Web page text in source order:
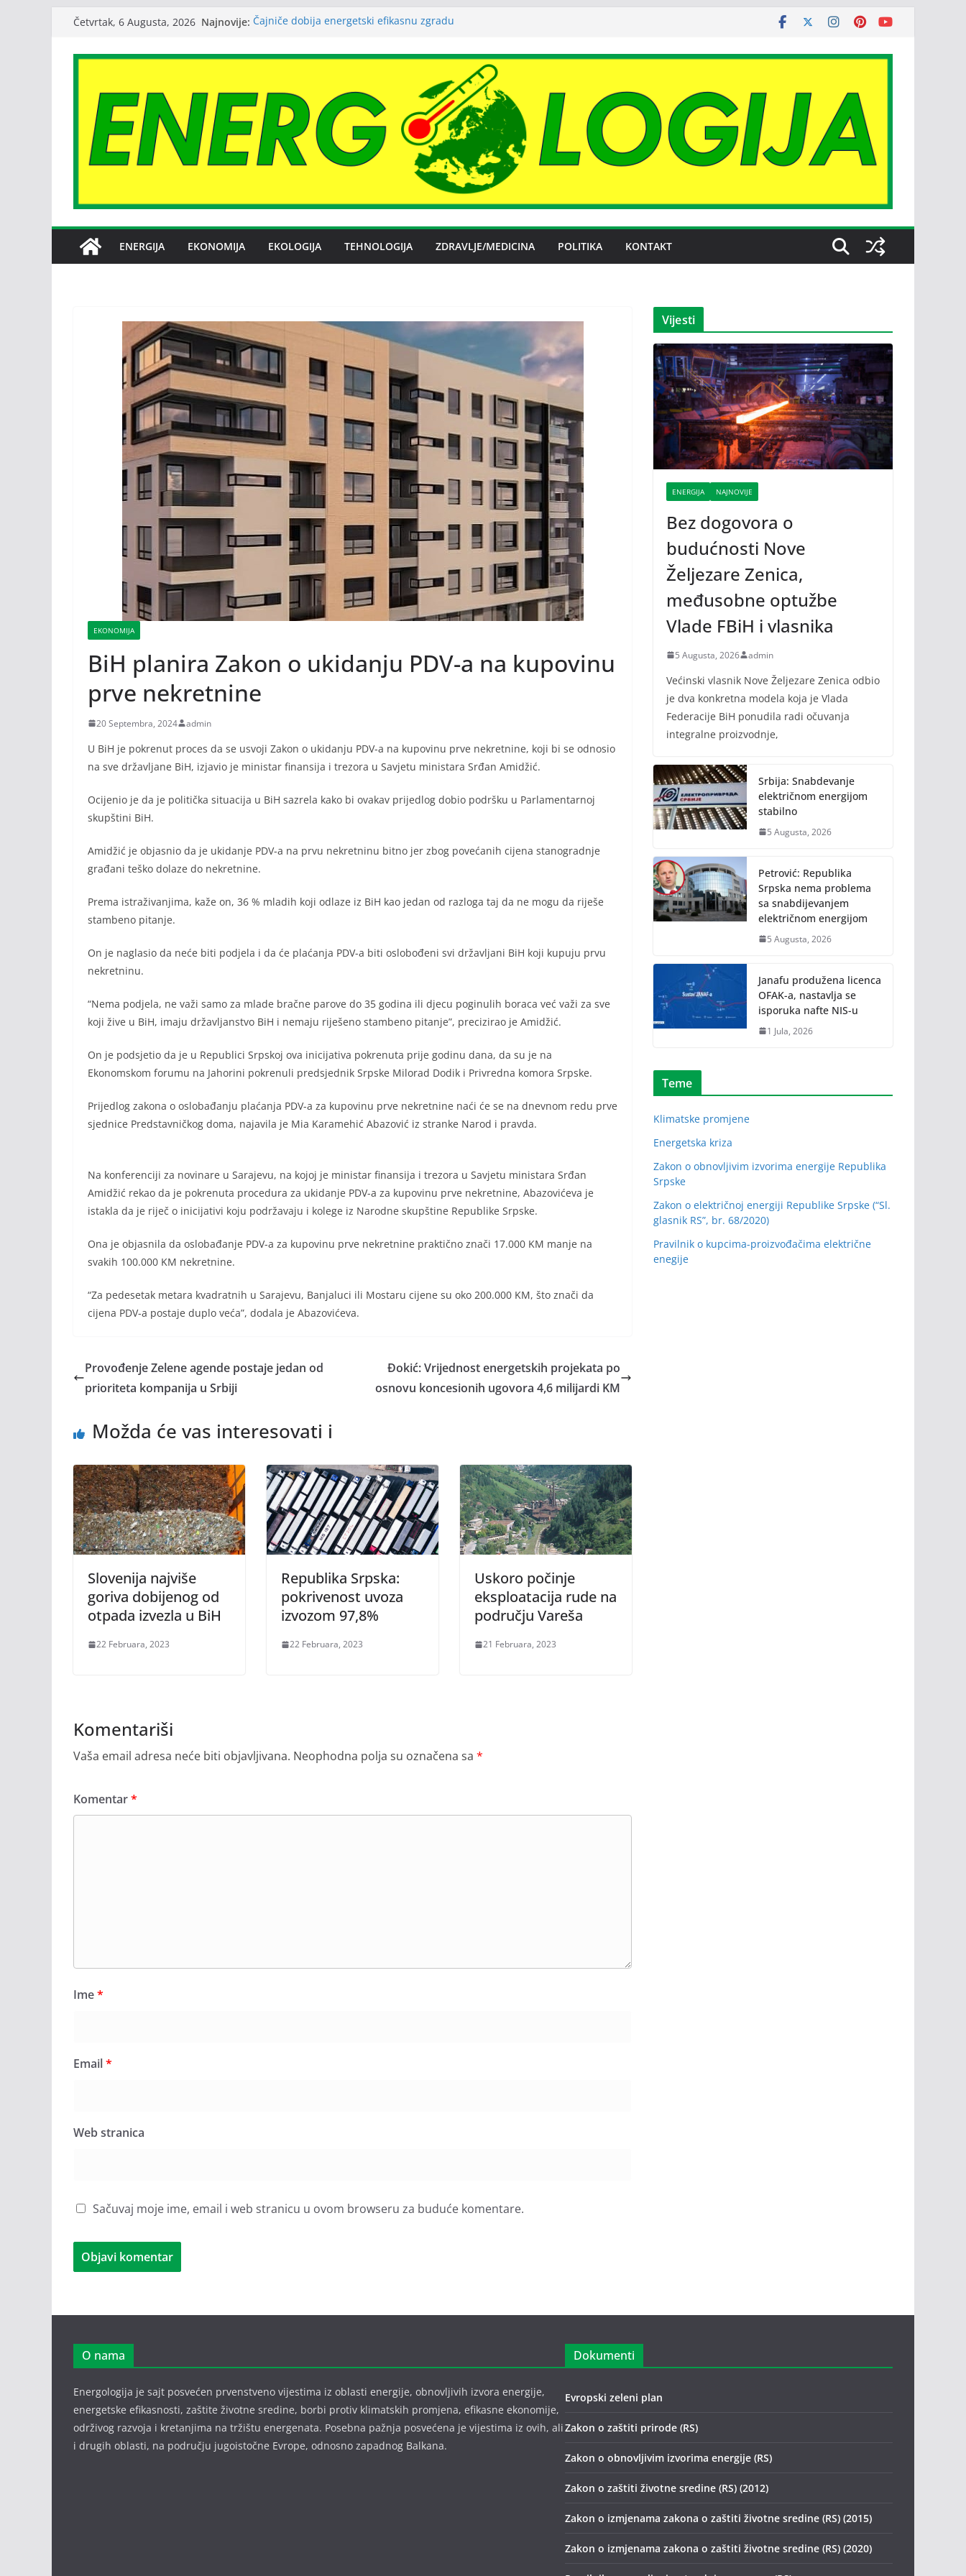
content
Četvrtak, 6 Augusta, 2026 Najnovije: Čajniče dobija energetski efikasnu zgradu
Srbija: Snabdevanje električnom energijom stabilno
Petrović: Republika Srpska nema problema sa
snabdijevanjem električnom energijom
Janafu produžena licenca OFAK-a, nastavlja se isporuka
nafte NIS-u
ENERGIJA EKONOMIJA EKOLOGIJA TEHNOLOGIJA ZDRAVLJE/MEDICINA POLITIKA KONTAKT
EKONOMIJA
BiH planira Zakon o ukidanju PDV-a na kupovinu
prve nekretnine
20 Septembra, 2024 admin
U BiH je pokrenut proces da se usvoji Zakon o ukidanju PDV-a na kupovinu prve nekretnine, koji bi se odnosio
na sve državljane BiH, izjavio je ministar finansija i trezora u Savjetu ministara Srđan Amidžić.
Ocijenio je da je politička situacija u BiH sazrela kako bi ovakav prijedlog dobio podršku u Parlamentarnoj
skupštini BiH.
Amidžić je objasnio da je ukidanje PDV-a na prvu nekretninu bitno jer zbog povećanih cijena stanogradnje
građani teško dolaze do nekretnine.
Prema istraživanjima, kaže on, 36 % mladih koji odlaze iz BiH kao jedan od razloga taj da ne mogu da riješe
stambeno pitanje.
On je naglasio da neće biti podjela i da će plaćanja PDV-a biti oslobođeni svi državljani BiH koji kupuju prvu
nekretninu.
“Nema podjela, ne važi samo za mlade bračne parove do 35 godina ili djecu poginulih boraca već važi za sve
koji žive u BiH, imaju državljanstvo BiH i nemaju riješeno stambeno pitanje”, precizirao je Amidžić.
On je podsjetio da je u Republici Srpskoj ova inicijativa pokrenuta prije godinu dana, da su je na
Ekonomskom forumu na Jahorini pokrenuli predsjednik Srpske Milorad Dodik i Privredna komora Srpske.
Prijedlog zakona o oslobađanju plaćanja PDV-a za kupovinu prve nekretnine naći će se na dnevnom redu prve
sjednice Predstavničkog doma, najavila je Mia Karamehić Abazović iz stranke Narod i pravda.
Na konferenciji za novinare u Sarajevu, na kojoj je ministar finansija i trezora u Savjetu ministara Srđan
Amidžić rekao da je pokrenuta procedura za ukidanje PDV-a za kupovinu prve nekretnine, Abazovićeva je
istakla da je riječ o inicijativi koju podržavaju i kolege iz Narodne skupštine Republike Srpske.
Ona je objasnila da oslobađanje PDV-a za kupovinu prve nekretnine praktično znači 17.000 KM manje na
svakih 100.000 KM nekretnine.
“Za pedesetak metara kvadratnih u Sarajevu, Banjaluci ili Mostaru cijene su oko 200.000 KM, što znači da
cijena PDV-a postaje duplo veća”, dodala je Abazovićeva.
Provođenje Zelene agende postaje jedan od
prioriteta kompanija u Srbiji
Đokić: Vrijednost energetskih projekata po
osnovu koncesionih ugovora 4,6 milijardi KM
Možda će vas interesovati i
Slovenija najviše
goriva dobijenog od
otpada izvezla u BiH
22 Februara, 2023
Republika Srpska:
pokrivenost uvoza
izvozom 97,8%
22 Februara, 2023
Uskoro počinje
eksploatacija rude na
području Vareša
21 Februara, 2023
Komentariši
Vaša email adresa neće biti objavljivana. Neophodna polja su označena sa *
Komentar*
Ime*
Email*
Web stranica
Sačuvaj moje ime, email i web stranicu u ovom browseru za buduće komentare.
Vijesti
ENERGIJA NAJNOVIJE
Bez dogovora o
budućnosti Nove
Željezare Zenica,
međusobne optužbe
Vlade FBiH i vlasnika
5 Augusta, 2026 admin
Većinski vlasnik Nove Željezare Zenica odbio
je dva konkretna modela koja je Vlada
Federacije BiH ponudila radi očuvanja
integralne proizvodnje,
Srbija: Snabdevanje
električnom energijom
stabilno
5 Augusta, 2026
Petrović: Republika
Srpska nema problema
sa snabdijevanjem
električnom energijom
5 Augusta, 2026
Janafu produžena licenca
OFAK-a, nastavlja se
isporuka nafte NIS-u
1 Jula, 2026
Teme
Klimatske promjene
Energetska kriza
Zakon o obnovljivim izvorima energije Republika
Srpske
Zakon o električnoj energiji Republike Srpske (“Sl.
glasnik RS”, br. 68/2020)
Pravilnik o kupcima-proizvođačima električne
enegije
O nama
Energologija je sajt posvećen prvenstveno vijestima iz oblasti energije, obnovljivih izvora energije,
energetske efikasnosti, zaštite životne sredine, borbi protiv klimatskih promjena, efikasne ekonomije,
održivog razvoja i kretanjima na tržištu energenata. Posebna pažnja posvećena je vijestima iz ovih, ali
i drugih oblasti, na području jugoistočne Evrope, odnosno zapadnog Balkana.
Dokumenti
Evropski zeleni plan
Zakon o zaštiti prirode (RS)
Zakon o obnovljivim izvorima energije (RS)
Zakon o zaštiti životne sredine (RS) (2012)
Zakon o izmjenama zakona o zaštiti životne sredine (RS) (2015)
Zakon o izmjenama zakona o zaštiti životne sredine (RS) (2020)